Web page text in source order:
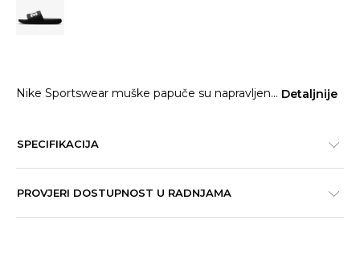
Nike Sportswear muške papuče su napravljen... Detaljnije
SPECIFIKACIJA
PROVJERI DOSTUPNOST U RADNJAMA